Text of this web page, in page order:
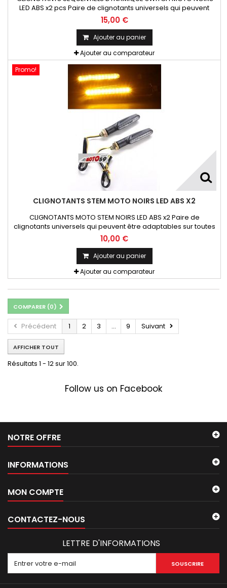
LED ABS x2 pcs Paire de clignotants universels qui peuvent
être adaptables sur toutes motos ou scooters
15,00 €
Ajouter au panier
Ajouter au comparateur
Promo!
CLIGNOTANTS STEM MOTO NOIRS LED ABS X2
CLIGNOTANTS MOTO STEM NOIRS LED ABS x2 Paire de
clignotants universels qui peuvent être adaptables sur toutes
motos ou scooters
10,00 €
Ajouter au panier
Ajouter au comparateur
COMPARER (0)
Précédent 1 2 3 ... 9 Suivant
AFFICHER TOUT
Résultats 1 - 12 sur 100.
Follow us on Facebook
NOTRE OFFRE
INFORMATIONS
MON COMPTE
CONTACTEZ-NOUS
LETTRE D'INFORMATIONS
SOUSCRIRE